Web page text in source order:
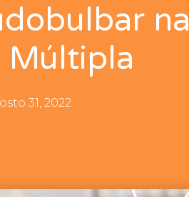
na
Múltipla
31, 2022